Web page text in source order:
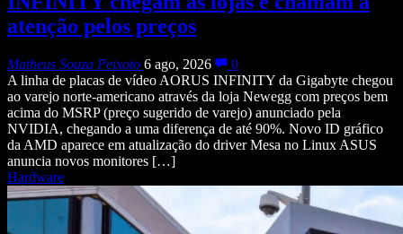
atenção pelos preços
Matheus Souza Peixoto 6 ago, 2026
0
A linha de placas de vídeo AORUS INFINITY da Gigabyte chegou
ao varejo norte-americano através da loja Newegg com preços bem
acima do MSRP (preço sugerido de varejo) anunciado pela
NVIDIA, chegando a uma diferença de até 90%. Novo ID gráfico
da AMD aparece em atualização do driver Mesa no Linux ASUS
anuncia novos monitores […]
Hardware